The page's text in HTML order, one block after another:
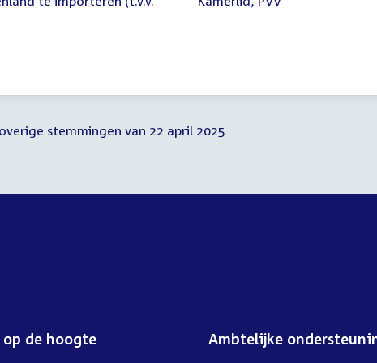
stemmingen van 22 april 2025
de hoogte Ambtelijke